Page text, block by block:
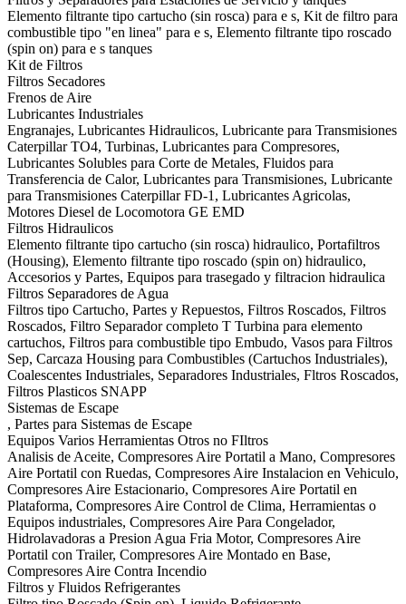
Elemento filtrante tipo cartucho (sin rosca) para e s, Kit de filtro para
combustible tipo "en linea" para e s, Elemento filtrante tipo roscado
(spin on) para e s tanques
Kit de Filtros
Filtros Secadores
Frenos de Aire
Lubricantes Industriales
Engranajes, Lubricantes Hidraulicos, Lubricante para Transmisiones
Caterpillar TO4, Turbinas, Lubricantes para Compresores,
Lubricantes Solubles para Corte de Metales, Fluidos para
Transferencia de Calor, Lubricantes para Transmisiones, Lubricante
para Transmisiones Caterpillar FD-1, Lubricantes Agricolas,
Motores Diesel de Locomotora GE EMD
Filtros Hidraulicos
Elemento filtrante tipo cartucho (sin rosca) hidraulico, Portafiltros
(Housing), Elemento filtrante tipo roscado (spin on) hidraulico,
Accesorios y Partes, Equipos para trasegado y filtracion hidraulica
Filtros Separadores de Agua
Filtros tipo Cartucho, Partes y Repuestos, Filtros Roscados, Filtros
Roscados, Filtro Separador completo T Turbina para elemento
cartuchos, Filtros para combustible tipo Embudo, Vasos para Filtros
Sep, Carcaza Housing para Combustibles (Cartuchos Industriales),
Coalescentes Industriales, Separadores Industriales, Fltros Roscados,
Filtros Plasticos SNAPP
Sistemas de Escape
, Partes para Sistemas de Escape
Equipos Varios Herramientas Otros no FIltros
Analisis de Aceite, Compresores Aire Portatil a Mano, Compresores
Aire Portatil con Ruedas, Compresores Aire Instalacion en Vehiculo,
Compresores Aire Estacionario, Compresores Aire Portatil en
Plataforma, Compresores Aire Control de Clima, Herramientas o
Equipos industriales, Compresores Aire Para Congelador,
Hidrolavadoras a Presion Agua Fria Motor, Compresores Aire
Portatil con Trailer, Compresores Aire Montado en Base,
Compresores Aire Contra Incendio
Filtros y Fluidos Refrigerantes